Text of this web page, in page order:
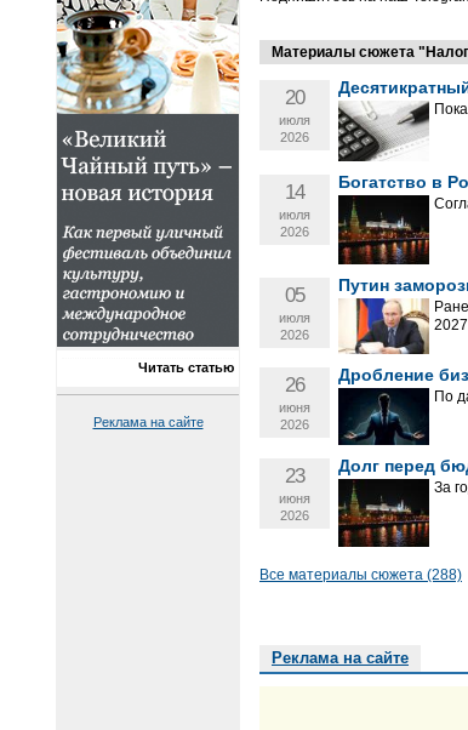
Читать статью
Реклама на сайте
Материалы сюжета
20
июля
2026
14
июля
2026
Богатство в
05
июля
2026
Путин
26
июня
2026
Дробление
По
23
июня
2026
Долг перед
За
Все материалы сюжета (288)
Реклама на сайте